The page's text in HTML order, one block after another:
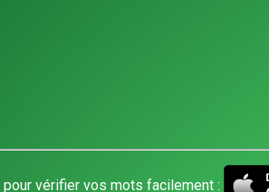
vérifier vos mots facilement :